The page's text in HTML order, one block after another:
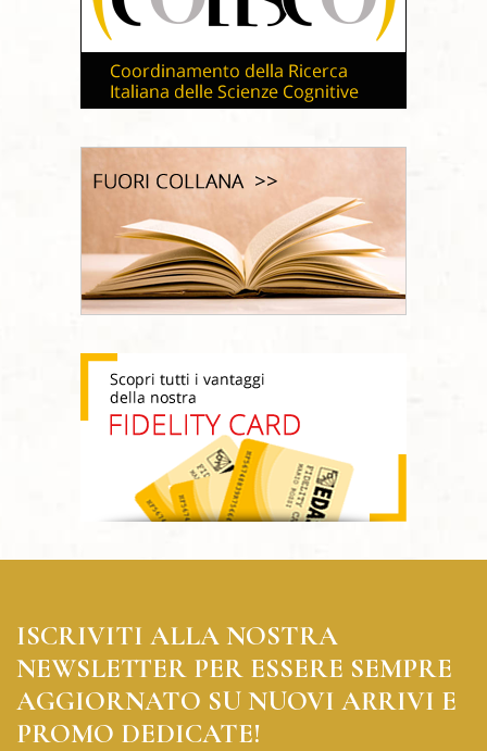
ISCRIVITI ALLA NOSTRA
NEWSLETTER PER ESSERE SEMPRE
AGGIORNATO SU NUOVI ARRIVI E
PROMO DEDICATE!